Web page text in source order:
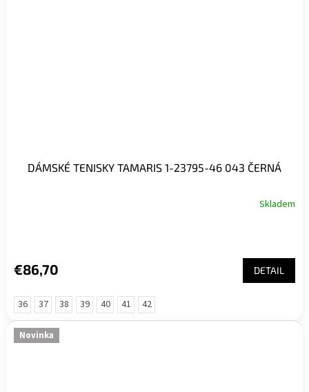
DÁMSKÉ TENISKY TAMARIS 1-23795-46 043 ČERNÁ
Skladem
€86,70 DETAIL
36 37 38 39 40 41 42
Novinka